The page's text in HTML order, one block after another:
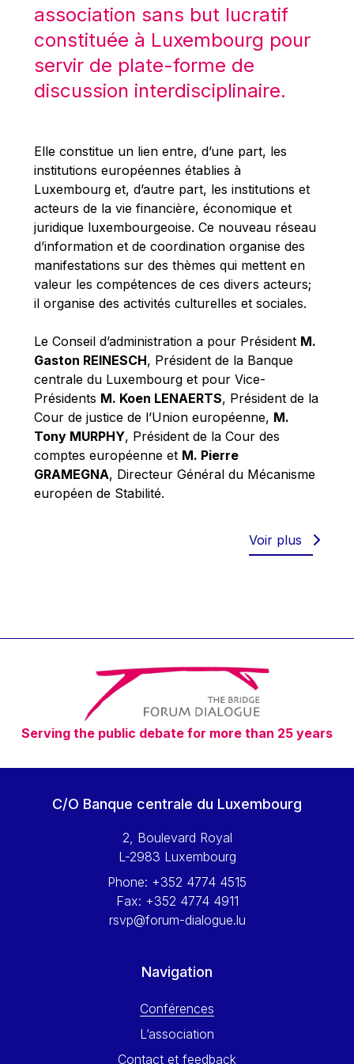
Robert Goebbels
Robert REYNDERS
Robert WEIDES
Rolf Tarrach
Tim Lankester
Timothy Radcliffe
Vaclav Klaus
Vassilios Skouris
Vítor Manuel da Silva Caldeira
Viviane Reding
Walter Hagg
Walter RADERMACHER
Werner Hoyer
Wolfgang Ketterle
Yasser Abed Rabbo
Yossi Beillin
Yves FRANCHET
Yves Mersch
association sans but lucratif
constituée à Luxembourg pour
servir de plate-forme de
discussion interdisciplinaire.
Elle constitue un lien entre, d’une part, les
institutions européennes établies à
Luxembourg et, d’autre part, les institutions et
acteurs de la vie financière, économique et
juridique luxembourgeoise. Ce nouveau réseau
d’information et de coordination organise des
manifestations sur des thèmes qui mettent en
valeur les compétences de ces divers acteurs;
il organise des activités culturelles et sociales.
Le Conseil d’administration a pour Président M.
Gaston REINESCH, Président de la Banque
centrale du Luxembourg et pour Vice-
Présidents M. Koen LENAERTS, Président de la
Cour de justice de l’Union européenne, M.
Tony MURPHY, Président de la Cour des
comptes européenne et M. Pierre
GRAMEGNA, Directeur Général du Mécanisme
européen de Stabilité.
Voir plus
Serving the public debate for more than 25 years
C/O Banque centrale du Luxembourg
2, Boulevard Royal
L-2983 Luxembourg
Phone: +352 4774 4515
Fax: +352 4774 4911
rsvp@forum-dialogue.lu
Navigation
Conférences
L’association
Contact et feedback